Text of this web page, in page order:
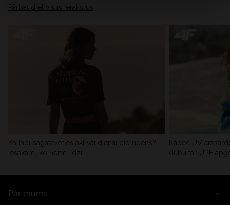
Pārbaudiet visus ierakstus
Kā labi sagatavoties aktīvai dienai pie ūdens?
Iesakām, ko ņemt līdzi
Kāpēc UV
dubultai: UPF
Par mums